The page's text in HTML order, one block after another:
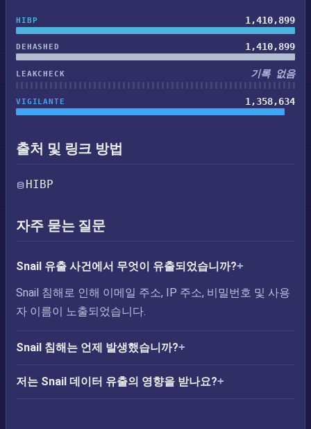
HIBP 1,410,899
DEHASHED 1,410,899
LEAKCHECK 기록 없음
VIGILANTE 1,358,634
출처 및 링크 방법
HIBP
자주 묻는 질문
Snail 유출 사건에서 무엇이 유출되었습니까?
Snail 침해로 인해 이메일 주소, IP 주소, 비밀번호 및 사용
자 이름이 노출되었습니다.
Snail 침해는 언제 발생했습니까?
저는 Snail 데이터 유출의 영향을 받나요?